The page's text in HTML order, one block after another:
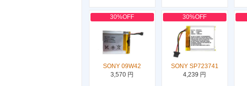
30%OFF
SONY 09W42
3,570 円
30%OFF
SONY SP723741
4,239 円